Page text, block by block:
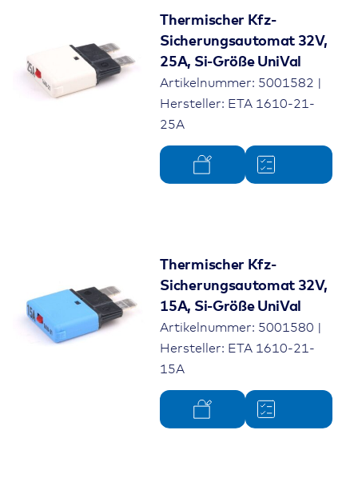
Thermischer Kfz-
Sicherungsautomat 32V,
25A, Si-Größe UniVal
Artikelnummer: 5001582 |
Hersteller: ETA 1610-21-
25A
Thermischer Kfz-
Sicherungsautomat 32V,
15A, Si-Größe UniVal
Artikelnummer: 5001580 |
Hersteller: ETA 1610-21-
15A